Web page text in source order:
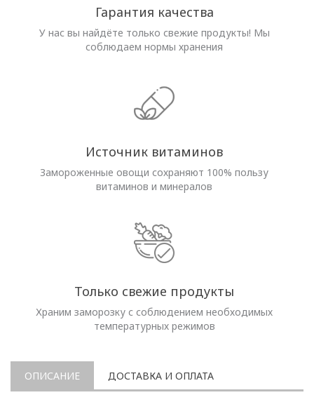
Гарантия качества
У нас вы найдёте только свежие продукты! Мы
соблюдаем нормы хранения
Источник витаминов
Замороженные овощи сохраняют 100% пользу
витаминов и минералов
Только свежие продукты
Храним заморозку с соблюдением необходимых
температурных режимов
ОПИСАНИЕ ДОСТАВКА И ОПЛАТА